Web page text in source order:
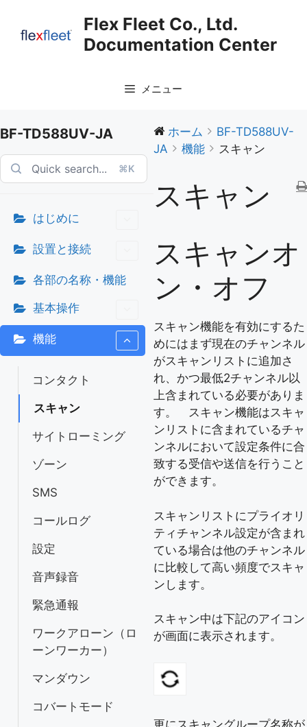
キ
プ
Flex Fleet Co., Ltd.
Documentation Center
メニュー
BF-TD588UV-JA
⌘K
はじめに
設置と接続
各部の名称・機能
基本操作
機能
コンタクト
スキャン
サイトローミング
ゾーン
SMS
コールログ
設定
音声録音
緊急通報
ワークアローン（ロ
ーンワーカー）
マンダウン
コバートモード
ホーム
BF-TD588UV-
JA
機能 スキャン
スキャン
スキャンオ
ン・オフ
スキャン機能を有効にするた
めにはまず現在のチャンネル
がスキャンリストに追加さ
れ、かつ最低2チャンネル以
上含まれている必要がありま
す。 スキャン機能はスキャ
ンリストに含まれているチャ
ンネルにおいて設定条件に合
致する受信や送信を行うこと
ができます。
スキャンリストにプライオリ
ティチャンネル設定が含まれ
ている場合は他のチャンネル
に比較して高い頻度でスキャ
ンします。
スキャン中は下記のアイコン
が画面に表示されます。
更にスキャングループ名称が